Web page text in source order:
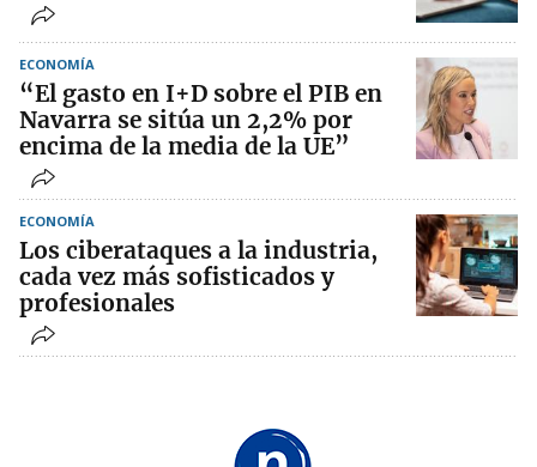
ECONOMÍA
“El gasto en I+D sobre el PIB en
Navarra se sitúa un 2,2% por
encima de la media de la UE”
ECONOMÍA
Los ciberataques a la industria,
cada vez más sofisticados y
profesionales